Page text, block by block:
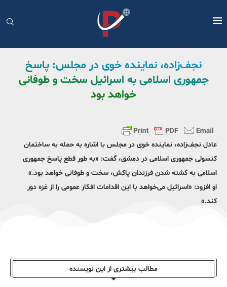
نجف‌زاده، نماینده خوی در مجلس: پاسخ
جمهوری اسلامی به اسرائیل سخت و طوفانی
خواهد بود
عادل نجف‌زاده، نماینده خوی در مجلس با اشاره به حمله به ساختمان
کنسولی جمهوری اسلامی در دمشق، گفت: «به طور قطع پاسخ جمهوری
اسلامی به کشته شدن فرزندان پاکش، سخت و طوفانی خواهد بود.»
او افزود: «اسرائیل می‌خواهد با این اقدامات افکار عمومی را از غزه دور
کند.»
مطالب بیشتری از این نویسندە